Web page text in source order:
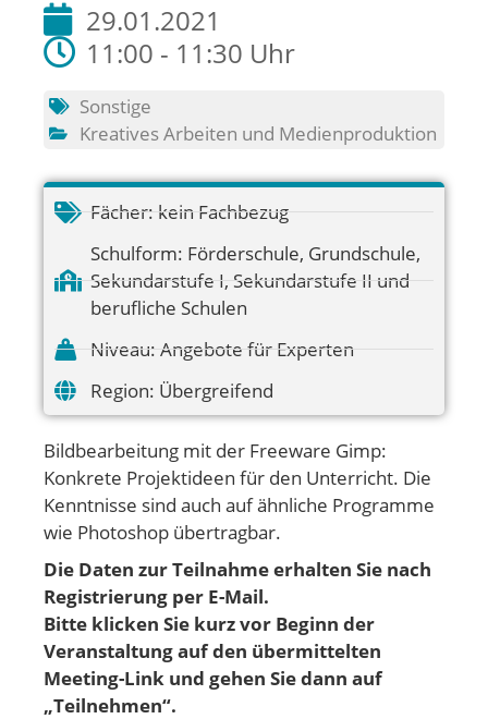
29.01.2021
11:00 - 11:30 Uhr
Sonstige
Kreatives Arbeiten und Medienproduktion
Fächer: kein Fachbezug
Schulform: Förderschule, Grundschule,
Sekundarstufe I, Sekundarstufe II und
berufliche Schulen
Niveau: Angebote für Experten
Region: Übergreifend
Bildbearbeitung mit der Freeware Gimp:
Konkrete Projektideen für den Unterricht. Die
Kenntnisse sind auch auf ähnliche Programme
wie Photoshop übertragbar.
Die Daten zur Teilnahme erhalten Sie nach
Registrierung per E-Mail.
Bitte klicken Sie kurz vor Beginn der
Veranstaltung auf den übermittelten
Meeting-Link und gehen Sie dann auf
„Teilnehmen“.